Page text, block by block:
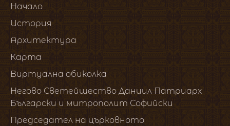
Начало
История
Архитектура
Карта
Виртуална обиколка
Негово Светейшество Даниил Патриарх
Български и митрополит Софийски
Председател на църковното